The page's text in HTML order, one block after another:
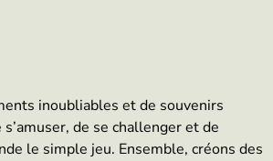
inoubliables et de souvenirs
de se challenger et de
le simple jeu. Ensemble, créons des